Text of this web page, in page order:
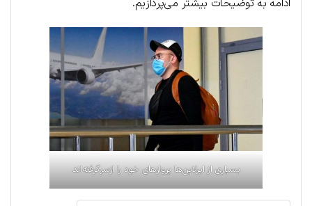
بسیاری از ایرلاین‌ها پروازهای خود را ازسرگرفته‌اند